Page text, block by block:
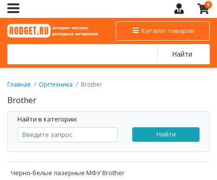
0
Каталог товаров
Найти
Главная Оргтехника Brother
Brother
Найти в категории:
Найти
Черно-белые лазерные МФУ Brother